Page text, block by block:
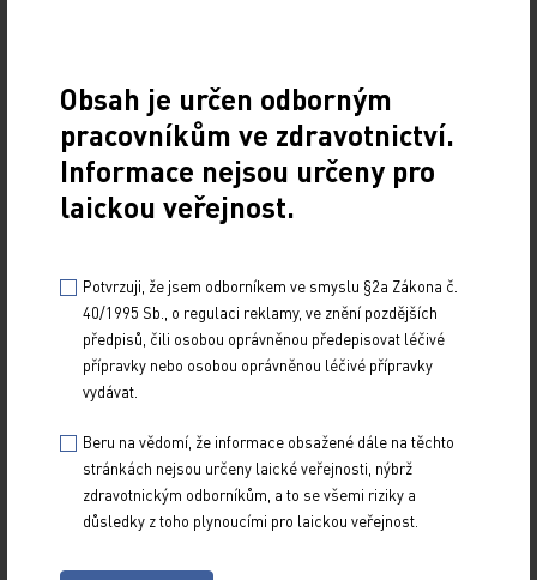
reverzibilně a nekompetitivně blokovat centrálně aktivní
acetylcholinesterázu. V doporučených…
Rivastigminum
butyrylcholinesterázy). Vlastním mechanismem účinku je
tzv. pseudoireverzibilní inhibice…
Z NOVINEK
Obsah je určen odborným
pracovníkům ve zdravotnictví.
Informace nejsou určeny pro
laickou veřejnost.
Potvrzuji, že jsem odborníkem ve smyslu §2a Zákona č.
40/1995 Sb., o regulaci reklamy, ve znění pozdějších
předpisů, čili osobou oprávněnou předepisovat léčivé
přípravky nebo osobou oprávněnou léčivé přípravky
vydávat.
Beru na vědomí, že informace obsažené dále na těchto
stránkách nejsou určeny laické veřejnosti, nýbrž
zdravotnickým odborníkům, a to se všemi riziky a
důsledky z toho plynoucími pro laickou veřejnost.